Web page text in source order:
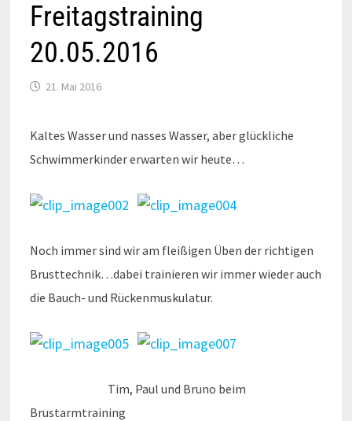
Freitagstraining
20.05.2016
21. Mai 2016
Kaltes Wasser und nasses Wasser, aber glückliche
Schwimmerkinder erwarten wir heute…
Noch immer sind wir am fleißigen Üben der richtigen
Brusttechnik…dabei trainieren wir immer wieder auch
die Bauch- und Rückenmuskulatur.
Tim, Paul und Bruno beim
Brustarmtraining